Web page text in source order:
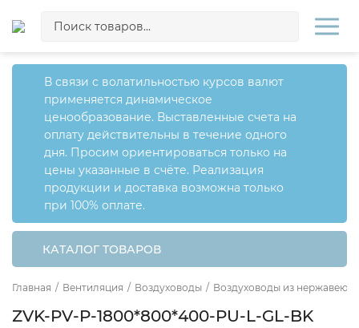
В связи с волатильностью курсов валют
применяется динамическое
ценообразование. Выставленные счета на
оплату действительны в течение одного
дня. Просим ориентироваться только на
цены указанные в счёте. Реализация
продукции и доставка возможна только
при 100% оплате.
КАТАЛОГ ТОВАРОВ
Главная / Вентиляция / Воздуховоды / Воздуховоды из
ZVK-PV-P-1800*800*400-PU-L-GL-BK